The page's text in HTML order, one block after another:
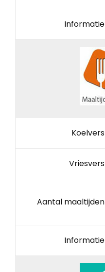
Informatie
Koelvers
Vriesvers
Aantal maaltijden
Informatie